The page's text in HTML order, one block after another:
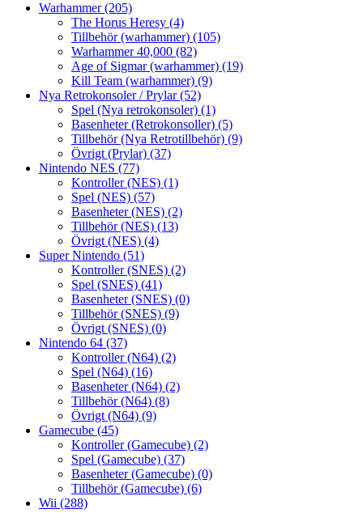
Warhammer(205)
The Horus Heresy (4)
Tillbehör (warhammer) (105)
Warhammer 40,000 (82)
Age of Sigmar (warhammer) (19)
Kill Team (warhammer) (9)
Nya Retrokonsoler / Prylar(52)
Spel (Nya retrokonsoler) (1)
Basenheter (Retrokonsoller) (5)
Tillbehör (Nya Retrotillbehör) (9)
Övrigt (Prylar) (37)
Nintendo NES (77)
Kontroller (NES) (1)
Spel (NES) (57)
Basenheter (NES) (2)
Tillbehör (NES) (13)
Övrigt (NES) (4)
Super Nintendo (51)
Kontroller (SNES) (2)
Spel (SNES) (41)
Basenheter (SNES) (0)
Tillbehör (SNES) (9)
Övrigt (SNES) (0)
Nintendo 64 (37)
Kontroller (N64) (2)
Spel (N64) (16)
Basenheter (N64) (2)
Tillbehör (N64) (8)
Övrigt (N64) (9)
Gamecube (45)
Kontroller (Gamecube) (2)
Spel (Gamecube) (37)
Basenheter (Gamecube) (0)
Tillbehör (Gamecube) (6)
Wii (288)